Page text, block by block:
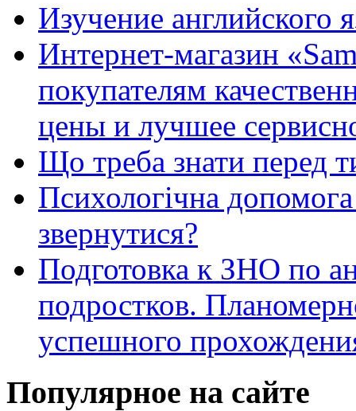
Изучение английского
Интернет-магазин
покупателям
цены и лучшее
Що треба знати перед
Психологічна
звернутися?
Подготовка к ЗНО по
подростков.
успешного
Популярное на сайте